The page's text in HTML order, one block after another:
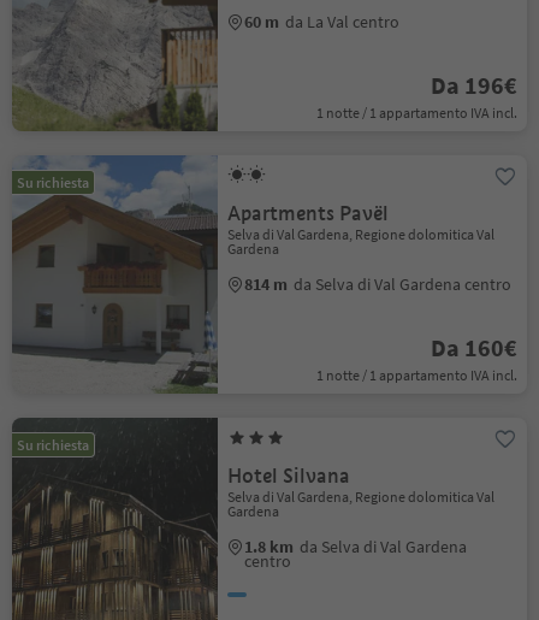
60 m da La Val centro
Da 196€
1 notte / 1 appartamento IVA incl.
Su richiesta
Apartments Pavël
Selva di Val Gardena, Regione dolomitica Val
Gardena
814 m da Selva di Val Gardena centro
Da 160€
1 notte / 1 appartamento IVA incl.
Su richiesta
Hotel Silvana
Selva di Val Gardena, Regione dolomitica Val
Gardena
1.8 km da Selva di Val Gardena
centro